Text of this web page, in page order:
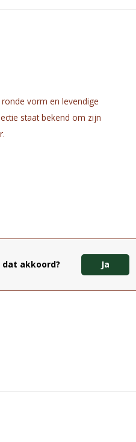
vorm en levendige
staat bekend om zijn
glazuurlaag,
Geen twee exemplaren
akkoord? Ja